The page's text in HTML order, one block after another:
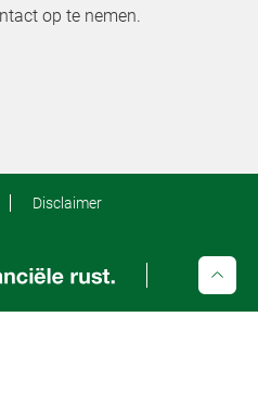
op te nemen.
Disclaimer